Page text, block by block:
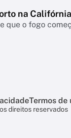
na Califórnia
que o fogo
Termos de
direitos reservados